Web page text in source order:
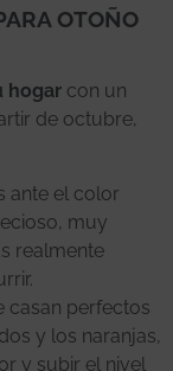
OTOÑO
hogar con un
de octubre,
ante el color
muy
realmente
casan perfectos
y los naranjas,
y subir el nivel